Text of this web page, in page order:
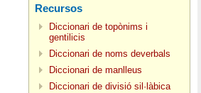
Recursos
Diccionari de topònims i
gentilicis
Diccionari de noms deverbals
Diccionari de manlleus
Diccionari de divisió sil·làbica